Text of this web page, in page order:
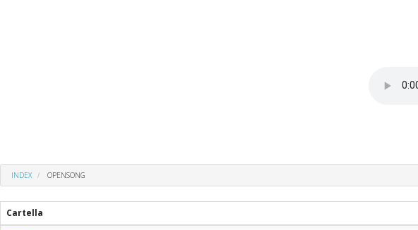
INDEX OPENSONG
Cartella